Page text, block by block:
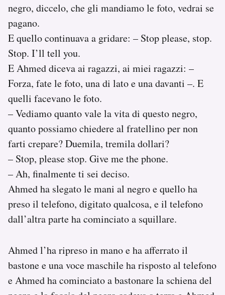
negro, diccelo, che gli mandiamo le foto, vedrai se
pagano.
E quello continuava a gridare: – Stop please, stop.
Stop. I’ll tell you.
E Ahmed diceva ai ragazzi, ai miei ragazzi: –
Forza, fate le foto, una di lato e una davanti –. E
quelli facevano le foto.
– Vediamo quanto vale la vita di questo negro,
quanto possiamo chiedere al fratellino per non
farti crepare? Duemila, tremila dollari?
– Stop, please stop. Give me the phone.
– Ah, finalmente ti sei deciso.
Ahmed ha slegato le mani al negro e quello ha
preso il telefono, digitato qualcosa, e il telefono
dall’altra parte ha cominciato a squillare.
Ahmed l’ha ripreso in mano e ha afferrato il
bastone e una voce maschile ha risposto al telefono
e Ahmed ha cominciato a bastonare la schiena del